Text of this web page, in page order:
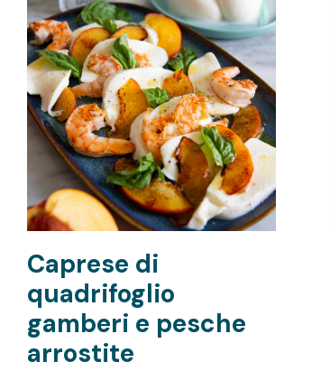
Caprese di
quadrifoglio
gamberi e pesche
arrostite